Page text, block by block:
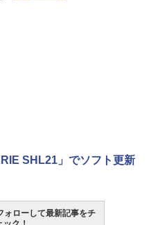
SHL21」でソフト更新
ォローして最新記事をチ